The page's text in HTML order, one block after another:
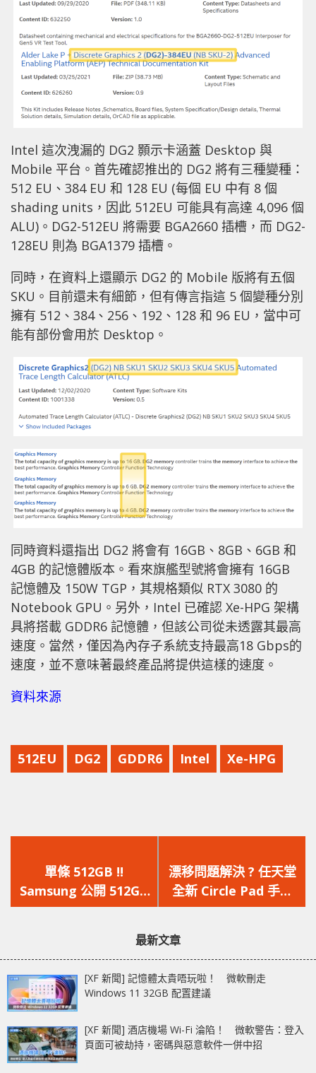
Intel 這次洩漏的 DG2 顥示卡涵蓋 Desktop 與
Mobile 平台。首先確認推出的 DG2 將有三種變種：
512 EU、384 EU 和 128 EU (每個 EU 中有 8 個
shading units，因此 512EU 可能具有高達 4,096 個
ALU)。DG2-512EU 將需要 BGA2660 插槽，而 DG2-
128EU 則為 BGA1379 插槽。
同時，在資料上還顯示 DG2 的 Mobile 版將有五個
SKU。目前還未有細節，但有傳言指這 5 個變種分別
擁有 512、384、256、192、128 和 96 EU，當中可
能有部份會用於 Desktop。
同時資料還指出 DG2 將會有 16GB、8GB、6GB 和
4GB 的記憶體版本。看來旗艦型號將會擁有 16GB
記憶體及 150W TGP，其規格類似 RTX 3080 的
Notebook GPU。另外，Intel 已確認 Xe-HPG 架構
具將搭載 GDDR6 記憶體，但該公司從未透露其最高
速度。當然，僅因為內存子系統支持最高18 Gbps的
速度，並不意味著最終產品將提供這樣的速度。
資料來源
512EU DG2 GDDR6 Intel Xe-HPG
一
篇
文
單條 512GB !!
Samsung 公開 512GB
DDR5 記憶體模組，最
一
篇
文
漂移問題解決 ? 任天堂
全新 Circle Pad 手掣
專利曝光
最新文章
[XF 新聞] 記憶體太貴唔玩啦！ 微軟刪走
Windows 11 32GB 配置建議
[XF 新聞] 酒店機場 Wi-Fi 淪陷！ 微軟警告：登入
頁面可被劫持，密碼與惡意軟件一併中招